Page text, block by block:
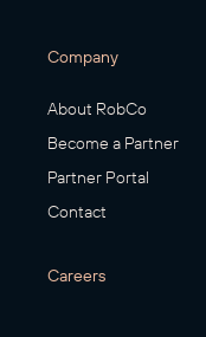
Company
About RobCo
Become a Partner
Partner Portal
Contact
Careers